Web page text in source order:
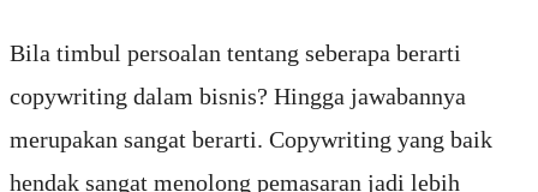
Bila timbul persoalan tentang seberapa berarti
copywriting dalam bisnis? Hingga jawabannya
merupakan sangat berarti. Copywriting yang baik
hendak sangat menolong pemasaran jadi lebih